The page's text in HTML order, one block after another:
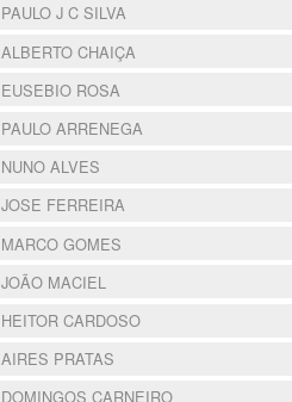
PAULO J C SILVA
ALBERTO CHAIÇA
EUSEBIO ROSA
PAULO ARRENEGA
NUNO ALVES
JOSE FERREIRA
MARCO GOMES
JOÃO MACIEL
HEITOR CARDOSO
AIRES PRATAS
DOMINGOS CARNEIRO